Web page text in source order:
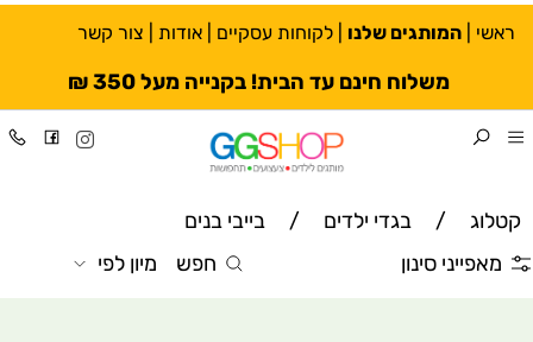
ראשי המותגים שלנו לקוחות עסקיים אודות צור קשר
משלוח חינם עד הבית! בקנייה מעל 350 ₪
קטלוג / בגדי ילדים /
בייבי בנים
מאפייני סינון
חפש מיון לפי